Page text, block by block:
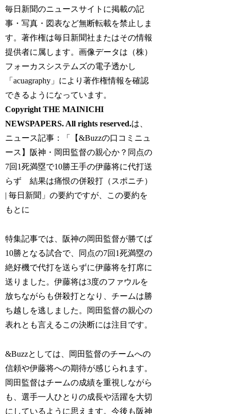
毎日新聞のニュースサイトに掲載の記
事・写真・図表など無断転載を禁止しま
す。著作権は毎日新聞社またはその情報
提供者に属します。画像データは（株）
フォーカスシステムズの電子透かし
「acuagraphy」により著作権情報を確認
できるようになっています。
Copyright THE MAINICHI
NEWSPAPERS. All rights reserved.は、
ニュース記事：「【&Buzzの口コミニュ
ース】阪神・岡田監督の親心か？同点の
7回1死満塁で10勝王手の伊藤将に代打送
らず 結果は痛恨の併殺打（スポニチ）
| 毎日新聞」の要約ですが、この要約を
もとに
特集記事では、阪神の岡田監督が勝てば
10勝となる試合で、同点の7回1死満塁の
絶好機で代打を送らずに伊藤将を打席に
送りました。伊藤将は3度のファウルを
放ちながらも併殺打となり、チームは勝
ち越しを逃しました。岡田監督の親心の
表れとも言えるこの決断には注目です。
&Buzzとしては、岡田監督のチームへの
信頼や伊藤将への期待が感じられます。
岡田監督はチームの成績を重視しながら
も、選手一人ひとりの成長や活躍を大切
にしているように思えます。今後も阪神